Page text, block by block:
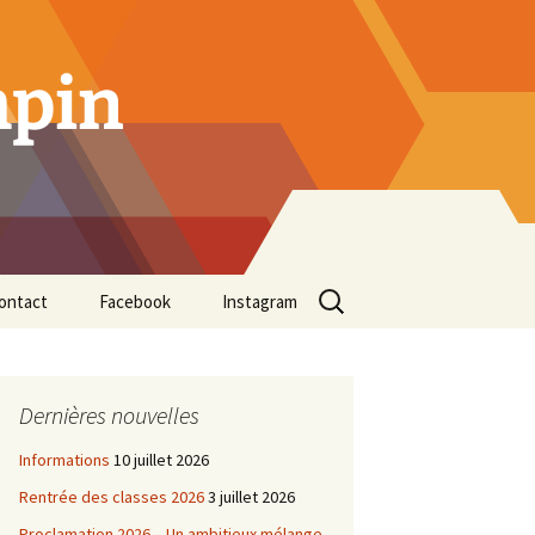
Facebook Instagram
Rechercher :
Dernières nouvelles
Informations 10 juillet 2026
Rentrée des classes 20263 juillet 2026